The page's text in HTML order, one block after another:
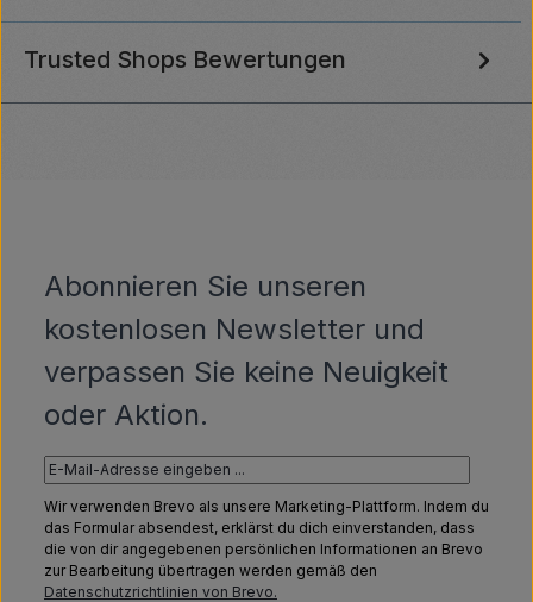
Trusted Shops Bewertungen
Abonnieren Sie unseren
kostenlosen Newsletter und
verpassen Sie keine Neuigkeit
oder Aktion.
Wir verwenden Brevo als unsere Marketing-Plattform. Indem du
das Formular absendest, erklärst du dich einverstanden, dass
die von dir angegebenen persönlichen Informationen an Brevo
zur Bearbeitung übertragen werden gemäß den
Datenschutzrichtlinien von Brevo.